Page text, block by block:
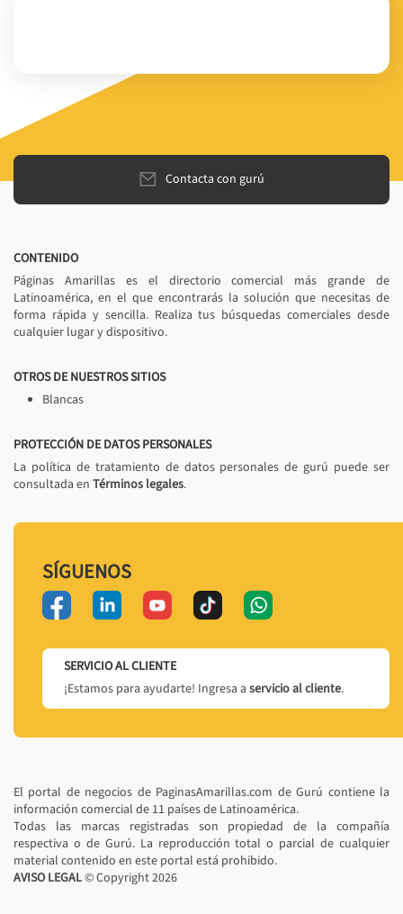
Contacta con gurú
CONTENIDO
Páginas Amarillas es el directorio comercial más grande de
Latinoamérica, en el que encontrarás la solución que necesitas de
forma rápida y sencilla. Realiza tus búsquedas comerciales desde
cualquier lugar y dispositivo.
OTROS DE NUESTROS SITIOS
Blancas
PROTECCIÓN DE DATOS PERSONALES
La política de tratamiento de datos personales de gurú puede ser
consultada en Términos legales.
SÍGUENOS
SERVICIO AL CLIENTE
¡Estamos para ayudarte! Ingresa a servicio al cliente.
El portal de negocios de PaginasAmarillas.com de Gurú contiene la
información comercial de 11 países de Latinoamérica.
Todas las marcas registradas son propiedad de la compañía
respectiva o de Gurú. La reproducción total o parcial de cualquier
material contenido en este portal está prohibido.
AVISO LEGAL© Copyright2026